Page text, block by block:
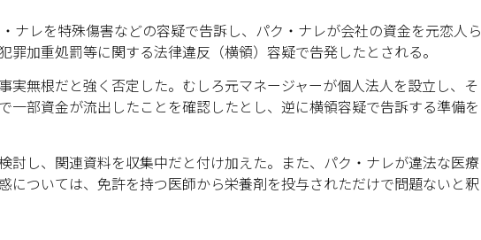
ナレを特殊傷害などの容疑で告訴し、パク・ナレが会社の資金を元恋人ら
罪加重処罰等に関する法律違反（横領）容疑で告発したとされる。
実無根だと強く否定した。むしろ元マネージャーが個人法人を設立し、そ
一部資金が流出したことを確認したとし、逆に横領容疑で告訴する準備を
討し、関連資料を収集中だと付け加えた。また、パク・ナレが違法な医療
については、免許を持つ医師から栄養剤を投与されただけで問題ないと釈